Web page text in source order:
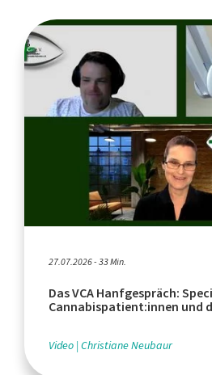
27.07.2026 - 33 Min.
Das VCA Hanfgespräch:
Cannabispatient:innen und
Video Christiane Neubaur